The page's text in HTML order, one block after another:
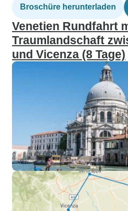
Broschüre herunterladen
Venetien Rundfahrt
Traumlandschaft
und Vicenza (8 Tage)